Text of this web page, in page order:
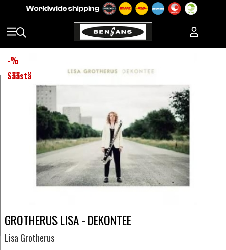
-%
Säästä
GROTHERUS LISA - DEKONTEE
Lisa Grotherus